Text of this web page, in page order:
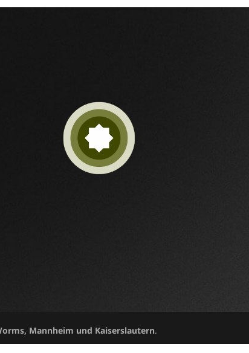
Mannheim und Kaiserslautern.